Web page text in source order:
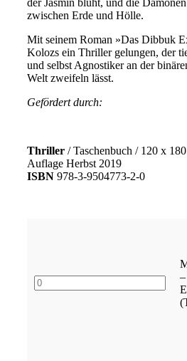
zwischen Erde und Hölle.
Mit seinem Roman »Das Dibbuk
Kolozs ein Thriller gelungen, der
und selbst Agnostiker an der
Welt zweifeln lässt.
Gefördert durch:
Thriller / Taschenbuch / 120 x
Auflage Herbst 2019
ISBN 978-3-9504773-2-0
Martin
Kolozs